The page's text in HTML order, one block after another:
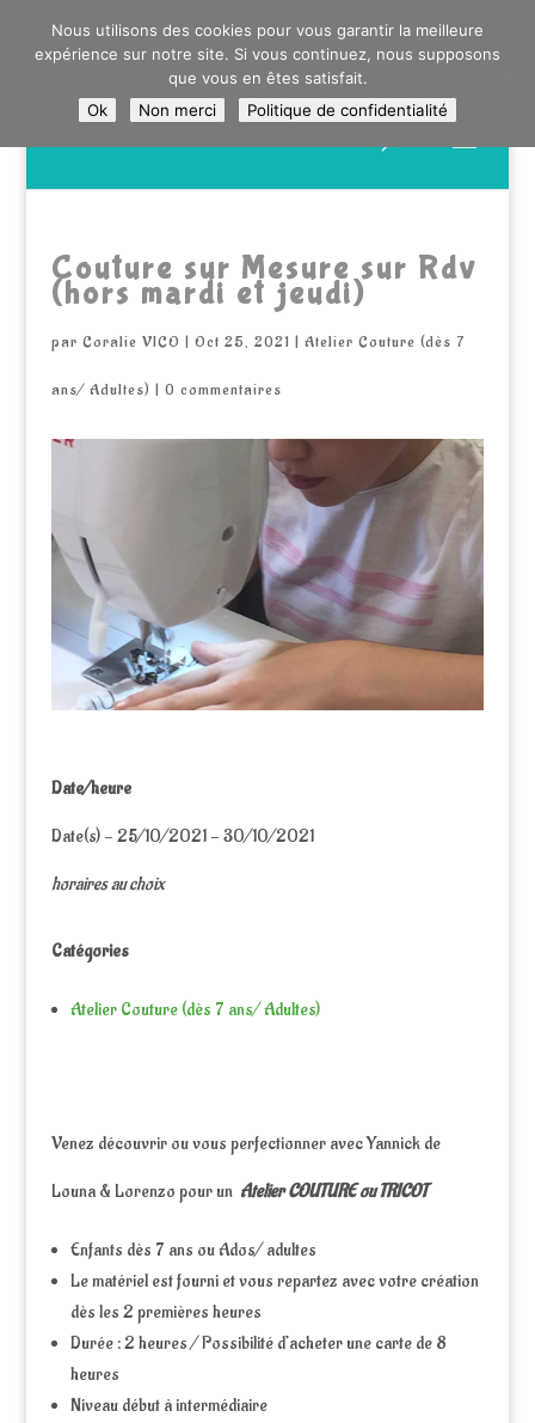
0603176412 - RDV CHEZ SO WATT À SAINT ANDRÉ OU
DANS LA MÉTROPOLE LILLOISE
CRAIENCO@GMAIL.COM
produits
Couture sur Mesure sur Rdv
(hors mardi et jeudi)
par Coralie VICO | Oct 25, 2021 | Atelier Couture (dès 7
ans/ Adultes) | 0 commentaires
Date/heure
Date(s) - 25/10/2021 - 30/10/2021
horaires au choix
Catégories
Atelier Couture (dès 7 ans/ Adultes)
Venez découvrir ou vous perfectionner avec Yannick de
Louna & Lorenzo pour un Atelier COUTURE ou TRICOT
Enfants dès 7 ans ou Ados/ adultes
Le matériel est fourni et vous repartez avec votre création
dès les 2 premières heures
Durée : 2 heures / Possibilité d’acheter une carte de 8
heures
Niveau début à intermédiaire
Nous utilisons des cookies pour vous garantir la meilleure
expérience sur notre site. Si vous continuez, nous supposons
que vous en êtes satisfait.
Ok
Non merci Politique de confidentialité